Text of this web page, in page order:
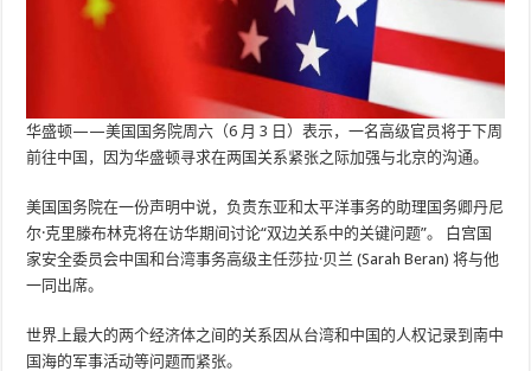
华盛顿——美国国务院周六（6 月 3 日）表示，一名高级官员将于下周
前往中国，因为华盛顿寻求在两国关系紧张之际加强与北京的沟通。
美国国务院在一份声明中说，负责东亚和太平洋事务的助理国务卿丹尼
尔·克里滕布林克将在访华期间讨论“双边关系中的关键问题”。 白宫国
家安全委员会中国和台湾事务高级主任莎拉·贝兰 (Sarah Beran) 将与他
一同出席。
世界上最大的两个经济体之间的关系因从台湾和中国的人权记录到南中
国海的军事活动等问题而紧张。